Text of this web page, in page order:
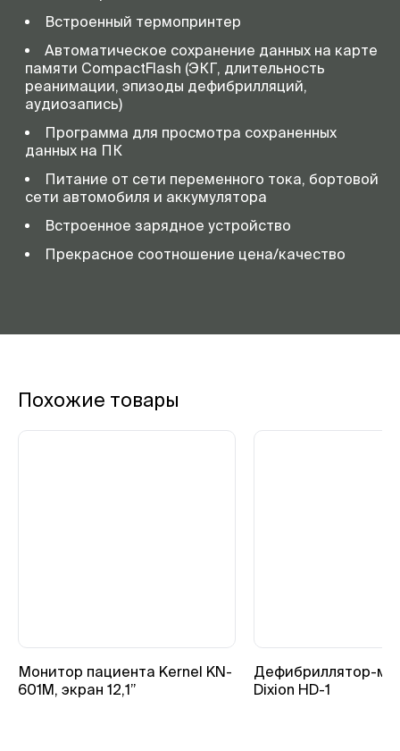
Встроенный термопринтер
Автоматическое сохранение данных на карте
памяти CompactFlash (ЭКГ, длительность
реанимации, эпизоды дефибрилляций,
аудиозапись)
Программа для просмотра сохраненных
данных на ПК
Питание от сети переменного тока, бортовой
сети автомобиля и аккумулятора
Встроенное зарядное устройство
Прекрасное соотношение цена/качество
Похожие товары
Монитор пациента Kernel KN-
601M, экран 12,1”
Дефибриллятор-
Dixion HD-1